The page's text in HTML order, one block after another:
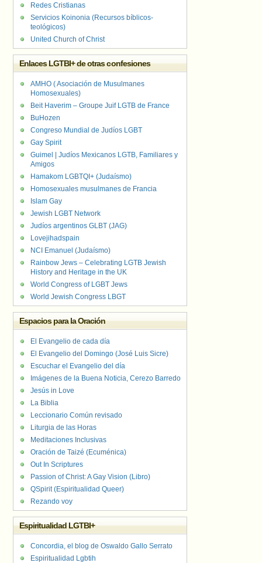
Redes Cristianas
Servicios Koinonia (Recursos bíblicos-
teológicos)
United Church of Christ
Enlaces LGTBI+ de otras confesiones
AMHO ( Asociación de Musulmanes
Homosexuales)
Beit Haverim – Groupe Juif LGTB de France
BuHozen
Congreso Mundial de Judíos LGBT
Gay Spirit
Guimel | Judíos Mexicanos LGTB, Familiares y
Amigos
Hamakom LGBTQI+ (Judaísmo)
Homosexuales musulmanes de Francia
Islam Gay
Jewish LGBT Network
Judíos argentinos GLBT (JAG)
Lovejihadspain
NCI Emanuel (Judaísmo)
Rainbow Jews – Celebrating LGTB Jewish
History and Heritage in the UK
World Congress of LGBT Jews
World Jewish Congress LBGT
Espacios para la Oración
El Evangelio de cada día
El Evangelio del Domingo (José Luis Sicre)
Escuchar el Evangelio del día
Imágenes de la Buena Noticia, Cerezo Barredo
Jesús in Love
La Biblia
Leccionario Común revisado
Liturgia de las Horas
Meditaciones Inclusivas
Oración de Taizé (Ecuménica)
Out In Scriptures
Passion of Christ: A Gay Vision (Libro)
QSpirit (Espiritualidad Queer)
Rezando voy
Espiritualidad LGTBI+
Concordia, el blog de Oswaldo Gallo Serrato
Espiritualidad Lgbtih